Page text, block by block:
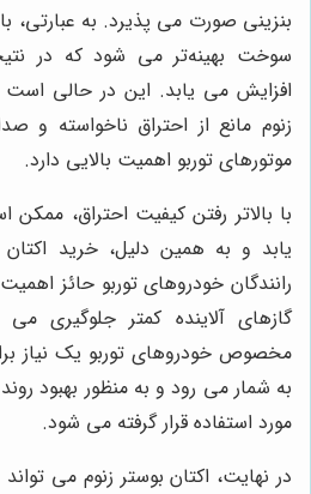
بنزینی صورت می پذیرد. به عبارتی،
سوخت بهینه‌تر می شود که در
افزایش می یابد. این در حالی است
زنوم مانع از احتراق ناخواسته
موتورهای توربو اهمیت بالایی دارد.
با بالاتر رفتن کیفیت احتراق،
یابد و به همین دلیل، خرید
رانندگان خودروهای توربو حائز
گازهای آلاینده کمتر جلوگیری
مخصوص خودروهای توربو یک نیاز
به شمار می رود و به منظور بهبود
مورد استفاده قرار گرفته می شود.
در نهایت، اکتان بوستر زنوم می